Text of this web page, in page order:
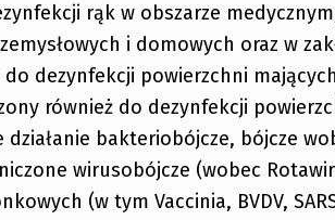
rąk w obszarze
i domowych oraz w
dezynfekcji powierzchni
również do dezynfekcji
działanie bakteriobójcze, bójcze
wirusobójcze (wobec
(w tym Vaccinia, BVDV,